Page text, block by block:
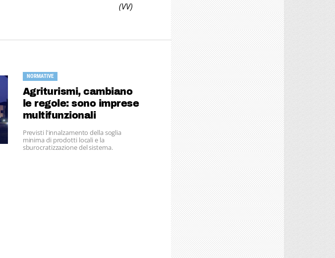
(VV)
NORMATIVE
Agriturismi, cambiano
le regole: sono imprese
multifunzionali
Previsti l'innalzamento della soglia
minima di prodotti locali e la
sburocratizzazione del sistema.